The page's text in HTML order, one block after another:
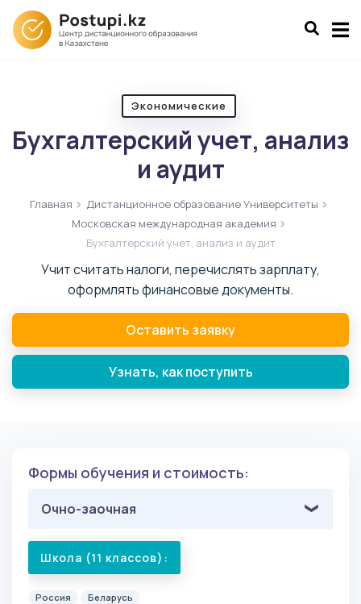
Экономические
Бухгалтерский учет, анализ
и аудит
Главная
Дистанционное образование Университеты
Московская международная академия
Бухгалтерский учет, анализ и аудит
Учит считать налоги, перечислять зарплату,
оформлять финансовые документы.
Оставить заявку
Узнать, как поступить
Формы обучения и стоимость:
Очно-заочная
Школа (11 классов):
Россия Беларусь